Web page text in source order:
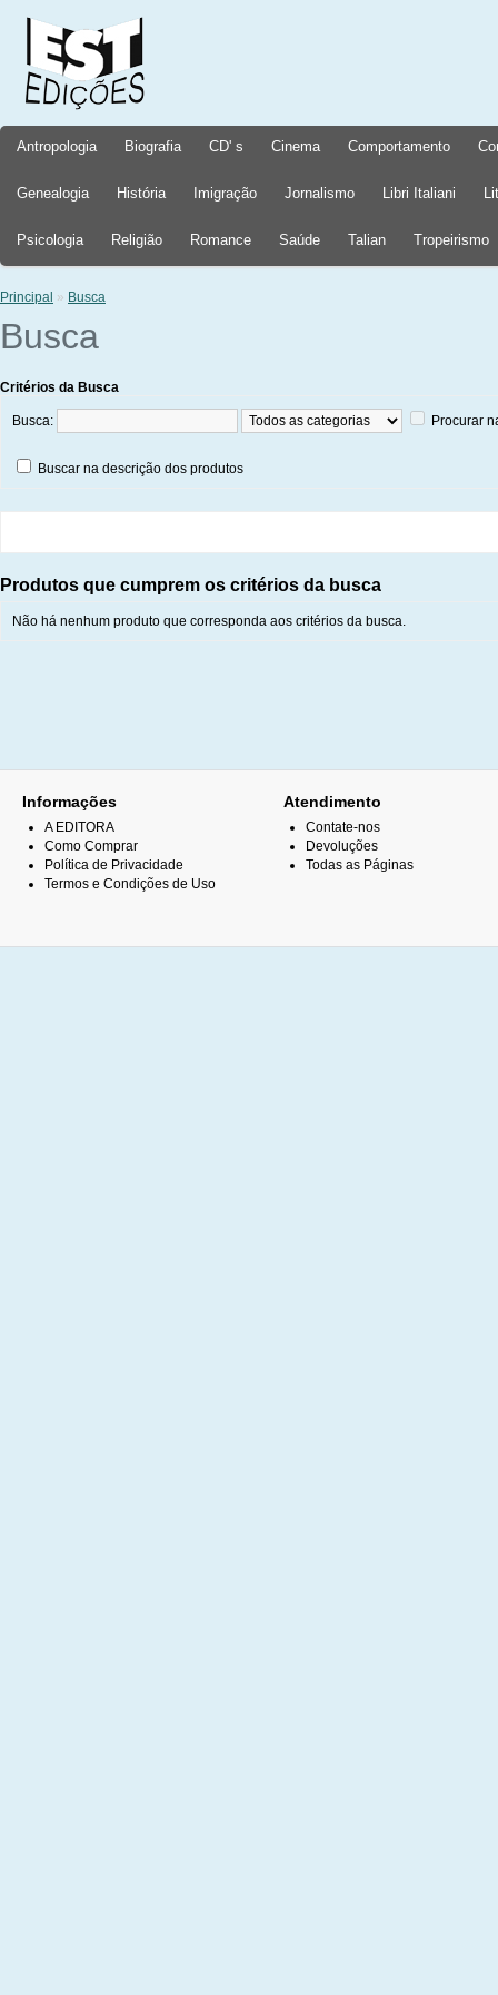
Antropologia Biografia CD' s Cinema Comportamento
Genealogia História Imigração Jornalismo Libri Italiani
Psicologia Religião Romance Saúde Talian Tropeirismo
Principal » Busca
Busca
Critérios da Busca
Busca: Procurar
Buscar na descrição dos produtos
Produtos que cumprem os critérios da busca
Não há nenhum produto que corresponda aos critérios da busca.
Informações
A EDITORA
Como Comprar
Política de Privacidade
Termos e Condições de Uso
Atendimento
Contate-nos
Devoluções
Todas as Páginas